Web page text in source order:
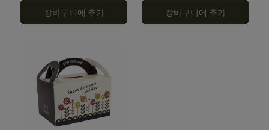
장바구니에 추가 장바구니에 추가